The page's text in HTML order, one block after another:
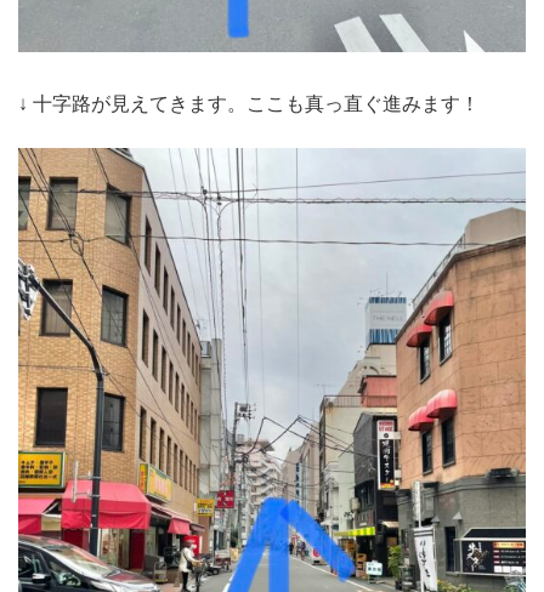
↓ 十字路が見えてきます。ここも真っ直ぐ進みます！